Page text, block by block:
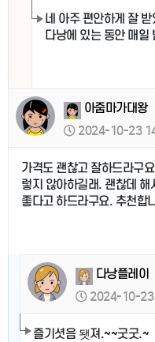
네 아주 편안하게 잘
다낭에 있는 동안 매일
아줌마가대왕
2024-10-23
가격도 괜찮고 잘하드라구
렇지 않아하길래. 괜찮데
좋다고 하드라구요. 추천합
다낭플레이
2024-10-23
즐기셧음 됏져.~~굿굿.~